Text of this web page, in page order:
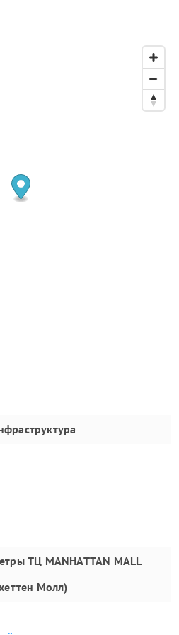
ТЦ MANHATTAN MALL
Молл)